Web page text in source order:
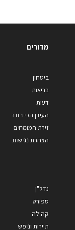
מדורים
ביטחון
בריאות
דעות
העידן הכי בודד
זירת המומחים
הצהרת נגישות
נדל"ן
ספורט
קהילה
תיירות ונופש